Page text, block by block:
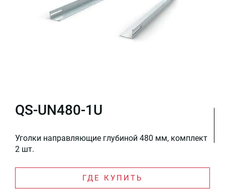
QS-UN480-1U
Уголки направляющие глубиной 480 мм, комплект
2 шт.
ГДЕ КУПИТЬ